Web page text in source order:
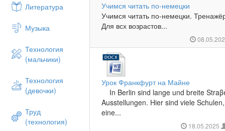
Литература
Музыка
Технология
(мальчики)
Технология
(девочки)
Труд
(технология)
Учимся читать по-немецки
Учимся читать по-немецки.
Для всх возрастов...
Урок Франкфурт на Майне
In Berlin sind lange und breite
Ausstellungen. Hier sind viele
eine...
18.05.2025